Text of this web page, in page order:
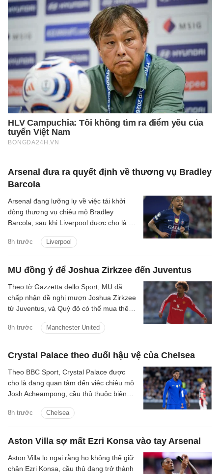
Arsenal đưa ra quyết định về thương vụ Bradley
Barcola
8h trước Liverpool
Arsenal đang lưỡng lự về việc tái khởi
động thương vụ chiêu mộ Bradley
Barcola, sau khi Liverpool được cho là đã
MU đồng ý để Joshua Zirkzee đến Juventus
8h trước Manchester United
Theo tờ Gazzetta dello Sport, MU đã
chấp nhận đề nghị mượn Joshua Zirkzee
từ Juventus, và Quỷ đỏ có thể mua thêm
2026.
Crystal Palace theo đuổi hậu vệ của Chelsea
8h trước Chelsea
Theo BBC Sport, Crystal Palace được
cho là đang quan tâm đến việc chiêu mộ
Josh Acheampong, cầu thủ thuộc biên
Aston Villa sợ mất Ezri Konsa vào tay Arsenal
Aston Villa lo ngại rằng họ không thể giữ
chân Ezri Konsa, cầu thủ đang trở thành